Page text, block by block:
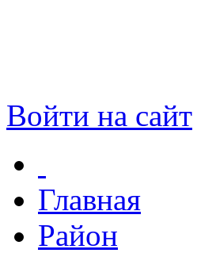
Войти на сайт
Главная
Район